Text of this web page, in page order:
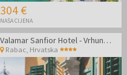
304 €
NAŠA CIJENA
Valamar Sanfior Hotel - Vrhunsko opuštanje za parove uz more u šarmantnom Rapcu
Rabac Hrvatska